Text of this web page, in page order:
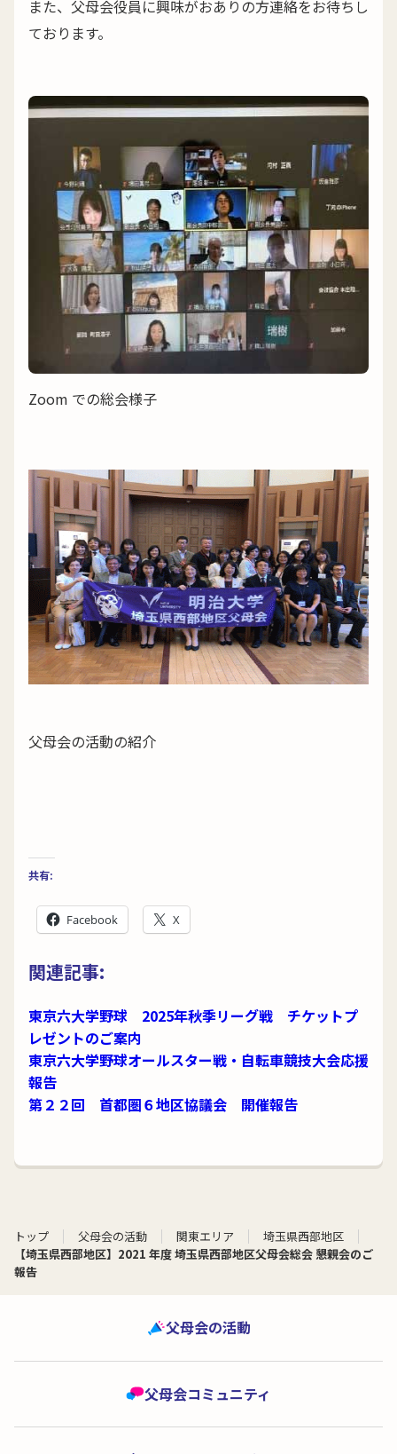
また、父母会役員に興味がおありの方連絡をお待ちし
ております。
Zoom での総会様子
父母会の活動の紹介
共有:
Facebook X
関連記事:
東京六大学野球 2025年秋季リーグ戦 チケットプ
レゼントのご案内
東京六大学野球オールスター戦・自転車競技大会応援
報告
第２２回 首都圏６地区協議会 開催報告
トップ 父母会の活動 関東エリア
埼玉県西部地区
【埼玉県西部地区】2021 年度 埼玉県西部地区父母会総会 懇親会のご
報告
父母会の活動
父母会コミュニティ